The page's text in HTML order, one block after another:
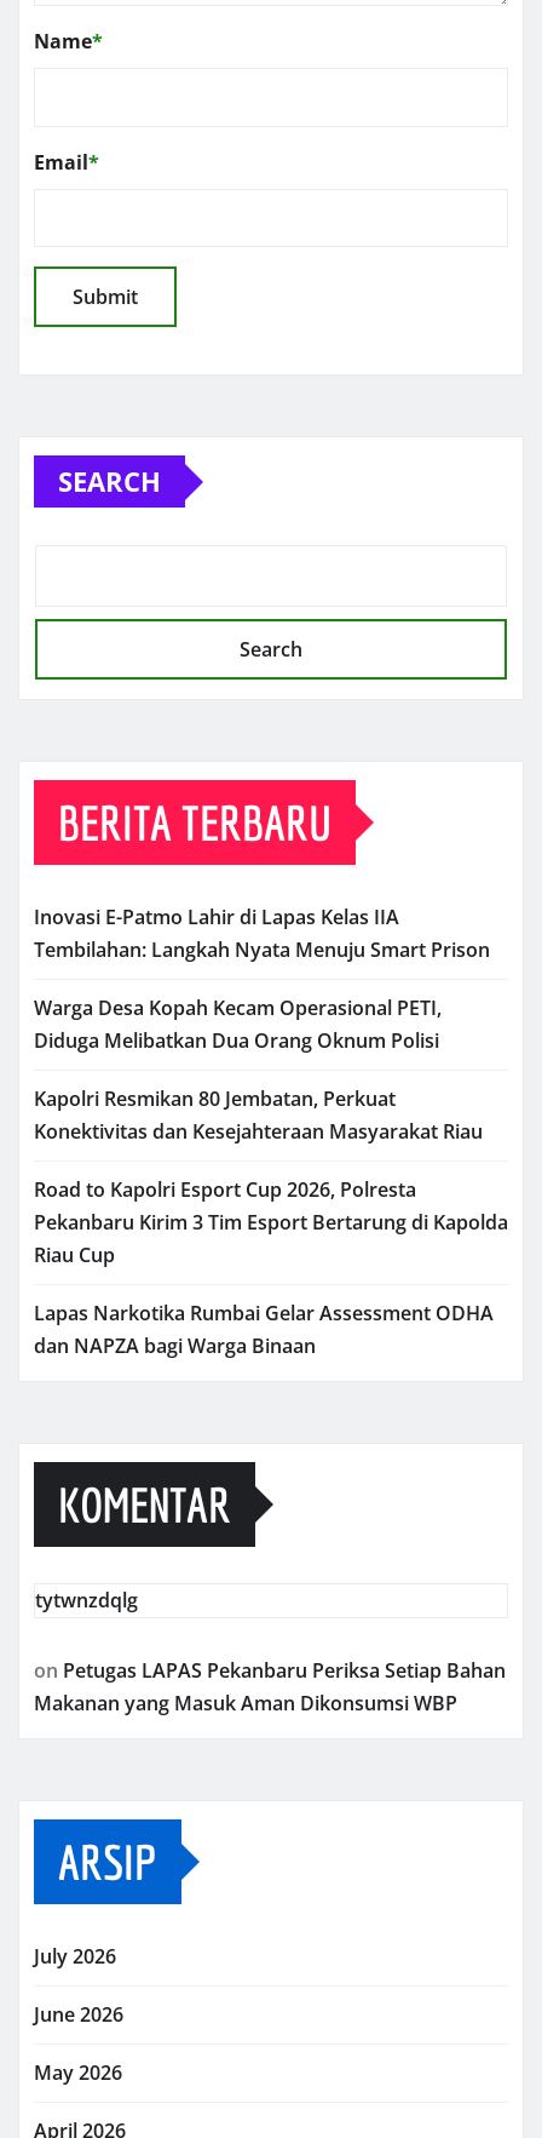
Name*
Email*
SEARCH
Search
BERITA TERBARU
Inovasi E-Patmo Lahir di Lapas Kelas IIA
Tembilahan: Langkah Nyata Menuju Smart Prison
Warga Desa Kopah Kecam Operasional PETI,
Diduga Melibatkan Dua Orang Oknum Polisi
Kapolri Resmikan 80 Jembatan, Perkuat
Konektivitas dan Kesejahteraan Masyarakat Riau
Road to Kapolri Esport Cup 2026, Polresta
Pekanbaru Kirim 3 Tim Esport Bertarung di Kapolda
Riau Cup
Lapas Narkotika Rumbai Gelar Assessment ODHA
dan NAPZA bagi Warga Binaan
KOMENTAR
tytwnzdqlg
on Petugas LAPAS Pekanbaru Periksa Setiap Bahan
Makanan yang Masuk Aman Dikonsumsi WBP
ARSIP
July 2026
June 2026
May 2026
April 2026